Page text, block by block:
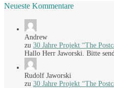
Neueste Kommentare
Andrew
zu 30 Jahre Projekt “The
Hallo Herr Jaworski. Bitte
Rudolf Jaworski
zu 30 Jahre Projekt “The